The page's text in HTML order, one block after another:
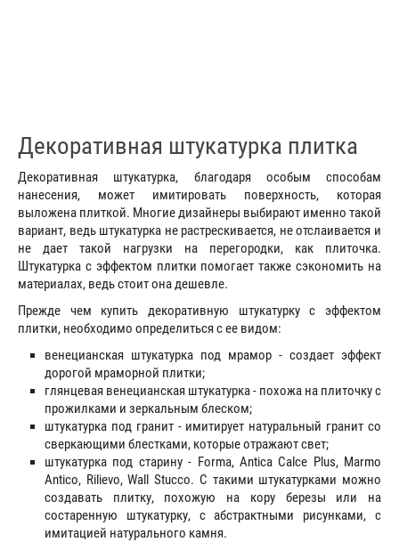
Декоративная штукатурка плитка
Декоративная штукатурка, благодаря особым способам
нанесения, может имитировать поверхность, которая
выложена плиткой. Многие дизайнеры выбирают именно такой
вариант, ведь штукатурка не растрескивается, не отслаивается и
не дает такой нагрузки на перегородки, как плиточка.
Штукатурка с эффектом плитки помогает также сэкономить на
материалах, ведь стоит она дешевле.
Прежде чем купить декоративную штукатурку с эффектом
плитки, необходимо определиться с ее видом:
венецианская штукатурка под мрамор - создает эффект
дорогой мраморной плитки;
глянцевая венецианская штукатурка - похожа на плиточку с
прожилками и зеркальным блеском;
штукатурка под гранит - имитирует натуральный гранит со
сверкающими блестками, которые отражают свет;
штукатурка под старину - Forma, Antica Calce Plus, Marmo
Antico, Rilievo, Wall Stucco. С такими штукатурками можно
создавать плитку, похожую на кору березы или на
состаренную штукатурку, с абстрактными рисунками, с
имитацией натурального камня.